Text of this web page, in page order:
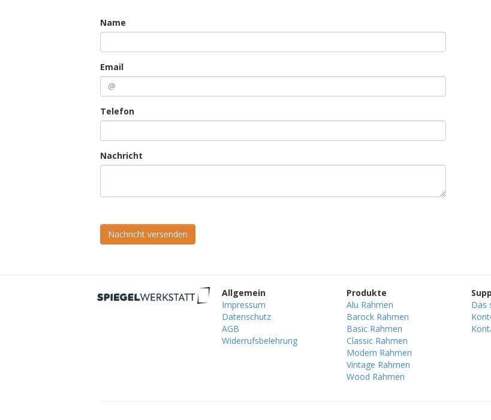
Name
Email
Telefon
Nachricht
Nachricht versenden
Allgemein
Impressum
Datenschutz
AGB
Widerrufsbelehrung
Produkte
Alu Rahmen
Barock Rahmen
Basic Rahmen
Classic Rahmen
Modern Rahmen
Vintage Rahmen
Wood Rahmen
Das